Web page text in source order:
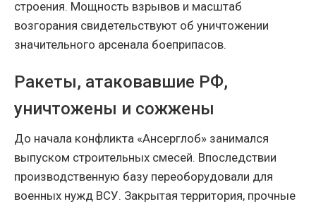
строения. Мощность взрывов и масштаб
возгорания свидетельствуют об уничтожении
значительного арсенала боеприпасов.
Ракеты, атаковавшие РФ,
уничтожены и сожжены
До начала конфликта «Ансерглоб» занимался
выпуском строительных смесей. Впоследствии
производственную базу переоборудовали для
военных нужд ВСУ. Закрытая территория, прочные